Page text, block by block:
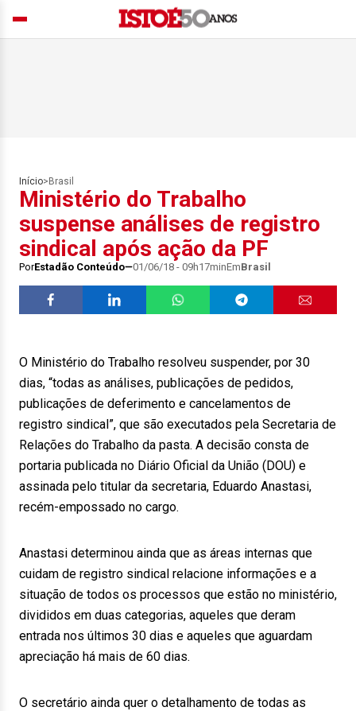
Início> Brasil
Ministério do Trabalho
suspense análises de registro
sindical após ação da PF
PorEstadão Conteúdo 01/06/18 - 09h17minEmBrasil
O Ministério do Trabalho resolveu suspender, por 30
dias, “todas as análises, publicações de pedidos,
publicações de deferimento e cancelamentos de
registro sindical”, que são executados pela Secretaria de
Relações do Trabalho da pasta. A decisão consta de
portaria publicada no Diário Oficial da União (DOU) e
assinada pelo titular da secretaria, Eduardo Anastasi,
recém-empossado no cargo.
Anastasi determinou ainda que as áreas internas que
cuidam de registro sindical relacione informações e a
situação de todos os processos que estão no ministério,
divididos em duas categorias, aqueles que deram
entrada nos últimos 30 dias e aqueles que aguardam
apreciação há mais de 60 dias.
O secretário ainda quer o detalhamento de todas as